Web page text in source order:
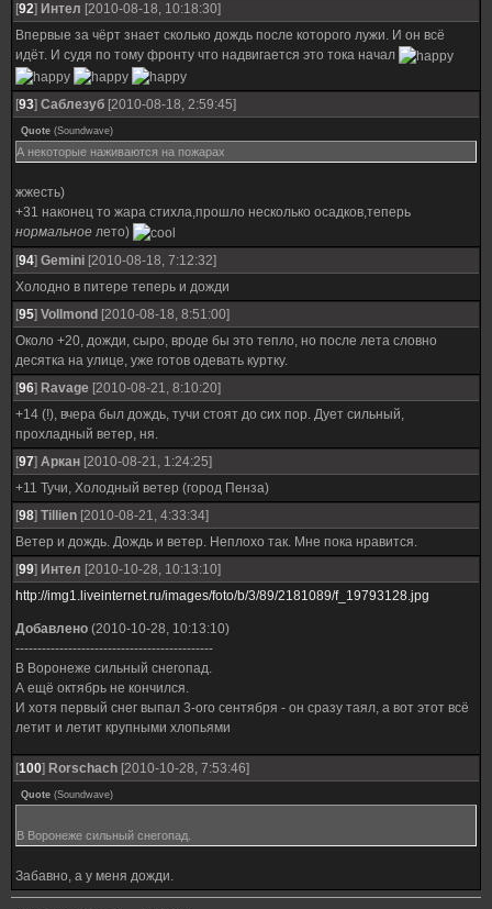
[92] Интел [2010-08-18, 10:18:30]
Впервые за чёрт знает сколько дождь после которого лужи. И он всё
идёт. И судя по тому фронту что надвигается это тока начал
[93] Саблезуб [2010-08-18, 2:59:45]
Quote (Soundwave)
А некоторые наживаются на пожарах
жжесть)
+31 наконец то жара стихла,прошло несколько осадков,теперь
нормальное лето)
[94] Gemini [2010-08-18, 7:12:32]
Холодно в питере теперь и дожди
[95] Vollmond [2010-08-18, 8:51:00]
Около +20, дожди, сыро, вроде бы это тепло, но после лета словно
десятка на улице, уже готов одевать куртку.
[96] Ravage [2010-08-21, 8:10:20]
+14 (!), вчера был дождь, тучи стоят до сих пор. Дует сильный,
прохладный ветер, ня.
[97] Аркан [2010-08-21, 1:24:25]
+11 Тучи, Холодный ветер (город Пенза)
[98] Tillien [2010-08-21, 4:33:34]
Ветер и дождь. Дождь и ветер. Неплохо так. Мне пока нравится.
[99] Интел [2010-10-28, 10:13:10]
http://img1.liveinternet.ru/images/foto/b/3/89/2181089/f_19793128.jpg
Добавлено (2010-10-28, 10:13:10)
---------------------------------------------
В Воронеже сильный снегопад.
А ещё октябрь не кончился.
И хотя первый снег выпал 3-ого сентября - он сразу таял, а вот этот всё
летит и летит крупными хлопьями
[100] Rorschach [2010-10-28, 7:53:46]
Quote (Soundwave)
В Воронеже сильный снегопад.
Забавно, а у меня дожди.